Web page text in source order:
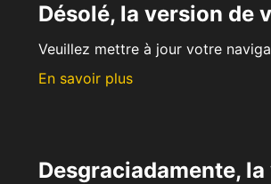
Désolé, la version de
Veuillez mettre à jour votre
En savoir plus
Desgraciadamente,